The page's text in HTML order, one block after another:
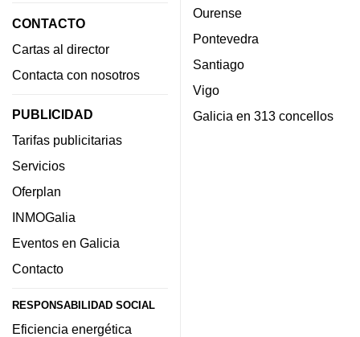
CONTACTO
Cartas al director
Contacta con nosotros
PUBLICIDAD
Tarifas publicitarias
Servicios
Oferplan
INMOGalia
Eventos en Galicia
Contacto
RESPONSABILIDAD SOCIAL
Eficiencia energética
Ourense
Pontevedra
Santiago
Vigo
Galicia en 313 concellos